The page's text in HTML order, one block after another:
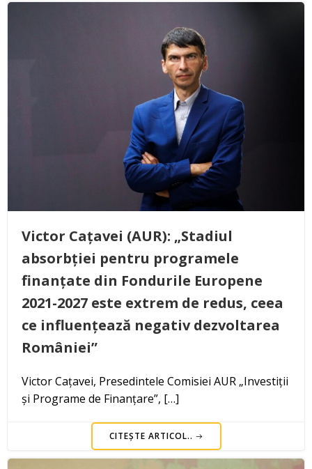
Victor Cațavei (AUR): „Stadiul
absorbției pentru programele
finanțate din Fondurile Europene
2021-2027 este extrem de redus, ceea
ce influențează negativ dezvoltarea
României”
Victor Cațavei, Presedintele Comisiei AUR „Investiții
și Programe de Finanțare”, […]
CITEȘTE ARTICOL..